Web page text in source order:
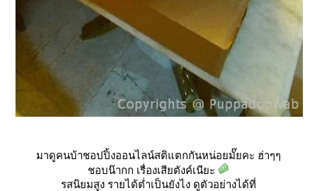
มาดูคนบ้าชอปปิ้งออนไลน์สติแตกกันหน่อยมั๊ยคะ ฮ่าๆๆ
ชอบน๊ากก เรื่องเสียตังค์เนียะ
รสนิยมสูง รายได้ต่ำเป็นยังไง ดูตัวอย่างได้ที่